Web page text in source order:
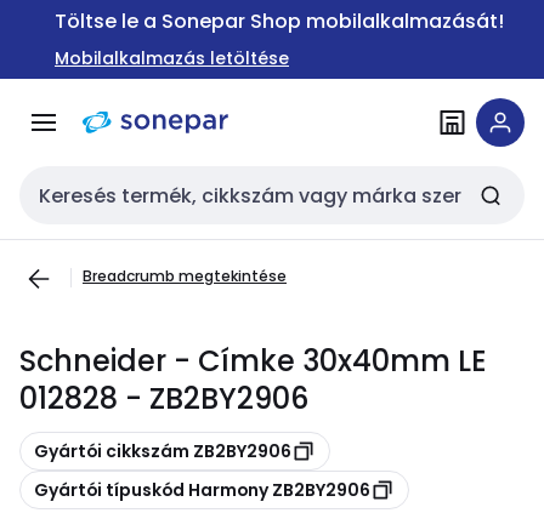
Ugrás a
Ugrás a
tartalomra
Töltse le a Sonepar Shop mobilalkalmazását!
Mobilalkalmazás letöltése
Keresési bemenet
Breadcrumb megtekintése
Schneider - Címke 30x40mm LE
012828 - ZB2BY2906
Másolás
Gyártói cikkszám ZB2BY2906
Másolás
Gyártói típuskód Harmony ZB2BY2906